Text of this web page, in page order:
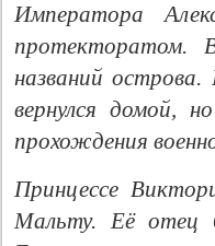
Императора
протекторатом.
названий
вернулся домой,
прохождения
Принцессе
Мальту. Её отец